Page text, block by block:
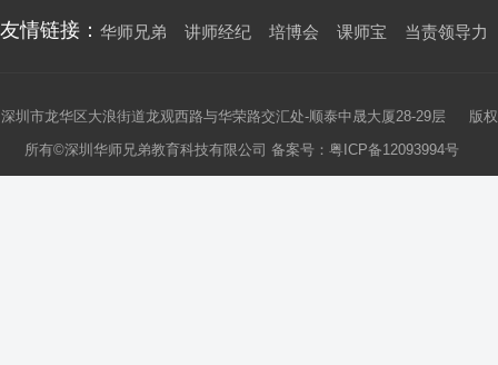
友情链接： 华师兄弟 讲师经纪 培博会 课师宝 当责领导力
深圳市龙华区大浪街道龙观西路与华荣路交汇处-顺泰中晟大厦28-29层 版权
所有©深圳华师兄弟教育科技有限公司 备案号： 粤ICP备12093994号